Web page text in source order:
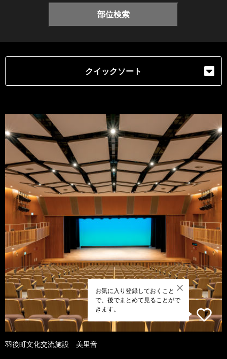
部位検索
クイックソート
お気に入り登録しておくこと
で、後でまとめて見ることがで
きます。
羽後町文化交流施設 美里音